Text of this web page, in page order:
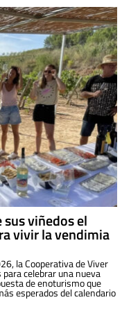
viñedos el
vivir la vendimia
la Cooperativa de Viver
celebrar una nueva
de enoturismo que
esperados del calendario